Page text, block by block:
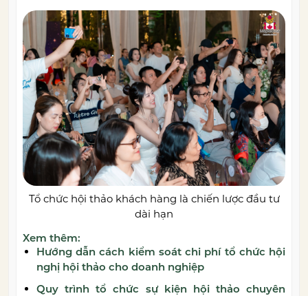
Tổ chức hội thảo khách hàng là chiến lược đầu tư
dài hạn
Xem thêm:
Hướng dẫn cách kiểm soát chi phí tổ chức hội
nghị hội thảo cho doanh nghiệp
Quy trình tổ chức sự kiện hội thảo chuyên